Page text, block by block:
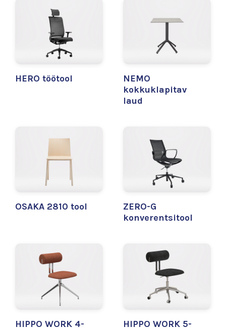
HERO töötool
NEMO
kokkuklapitav
laud
OSAKA 2810 tool
ZERO-G
konverentsitool
HIPPO WORK 4-
HIPPO WORK 5-